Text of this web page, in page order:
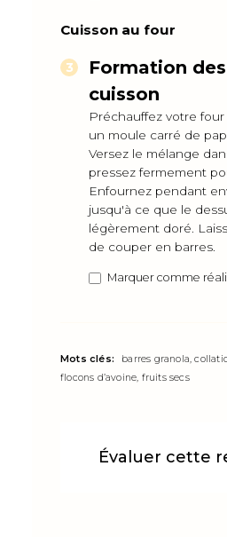
Cuisson au four
Formation
cuisson
Préchauffez votre four
un moule carré de
Versez le mélange
pressez fermement
Enfournez pendant
jusqu'à ce que le
légèrement doré.
de couper en barres.
Marquer comme
Mots clés:
barres granola,
flocons d’avoine, fruits secs
Évaluer cette